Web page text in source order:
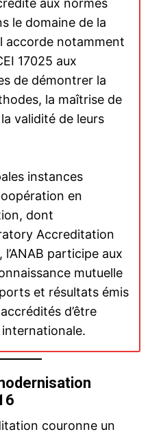
insinuations du secrétaire
d’État américain…